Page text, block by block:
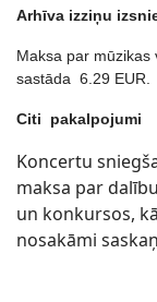
Arhīva izziņu
Maksa par mūzikas
sastāda 6.29 EUR.
Citi pakalpojumi
Koncertu
maksa par
un konkursos,